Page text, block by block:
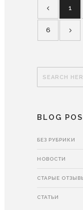
1
6
BLOG
БЕЗ РУБРИКИ
НОВОСТИ
СТАРЫЕ
СТАТЬИ